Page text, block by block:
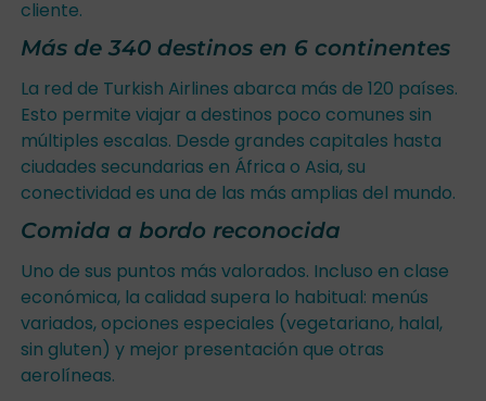
cliente.
Más de 340 destinos en 6 continentes
La red de Turkish Airlines abarca más de 120 países.
Esto permite viajar a destinos poco comunes sin
múltiples escalas. Desde grandes capitales hasta
ciudades secundarias en África o Asia, su
conectividad es una de las más amplias del mundo.
Comida a bordo reconocida
Uno de sus puntos más valorados. Incluso en clase
económica, la calidad supera lo habitual: menús
variados, opciones especiales (vegetariano, halal,
sin gluten) y mejor presentación que otras
aerolíneas.